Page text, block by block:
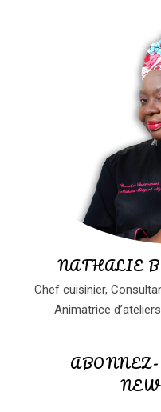
NATHALIE
Chef cuisinier,
Animatrice